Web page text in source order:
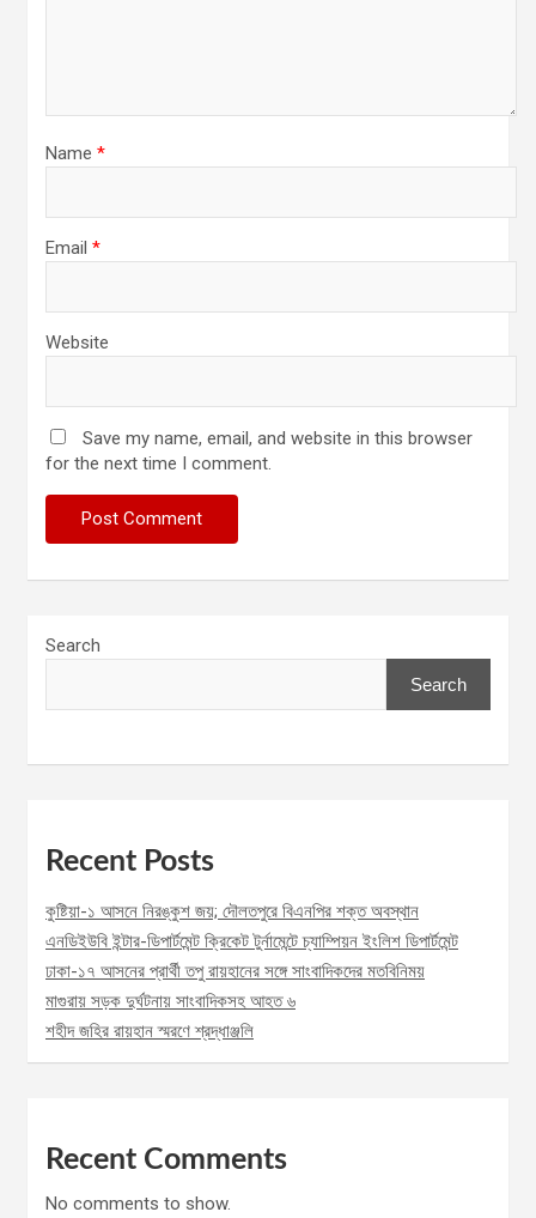
Name *
Email *
Website
Save my name, email, and website in this browser
for the next time I comment.
Search
Search
Recent Posts
কুষ্টিয়া-১ আসনে নিরঙ্কুশ জয়; দৌলতপুরে বিএনপির শক্ত অবস্থান
এনডিইউবি ইন্টার-ডিপার্টমেন্ট ক্রিকেট টুর্নামেন্টে চ্যাম্পিয়ন ইংলিশ ডিপার্টমেন্ট
ঢাকা-১৭ আসনের প্রার্থী তপু রায়হানের সঙ্গে সাংবাদিকদের মতবিনিময়
মাগুরায় সড়ক দুর্ঘটনায় সাংবাদিকসহ আহত ৬
শহীদ জহির রায়হান স্মরণে শ্রদ্ধাঞ্জলি
Recent Comments
No comments to show.